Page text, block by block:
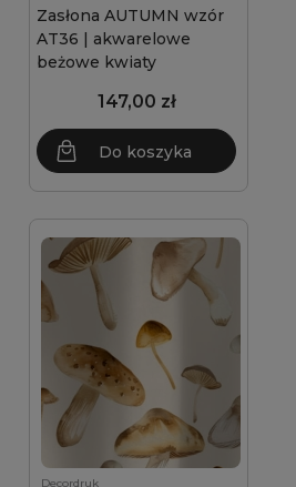
Zasłona AUTUMN wzór
AT36 | akwarelowe
beżowe kwiaty
147,00 zł
Do koszyka
Decordruk